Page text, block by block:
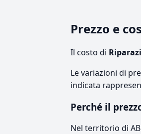
Prezzo e
Il costo di
Le variazioni di
indicata
Perché il
Nel territorio di